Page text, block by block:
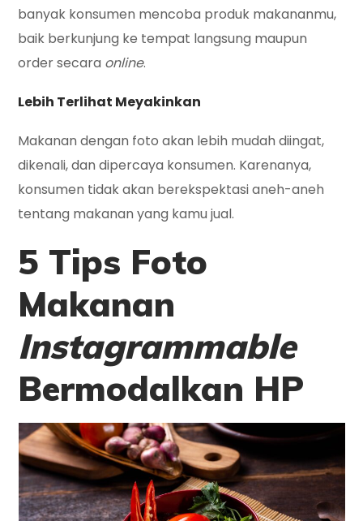
banyak konsumen mencoba produk makananmu,
baik berkunjung ke tempat langsung maupun
order secara online.
Lebih Terlihat Meyakinkan
Makanan dengan foto akan lebih mudah diingat,
dikenali, dan dipercaya konsumen. Karenanya,
konsumen tidak akan berekspektasi aneh-aneh
tentang makanan yang kamu jual.
5 Tips Foto
Makanan
Instagrammable
Bermodalkan HP